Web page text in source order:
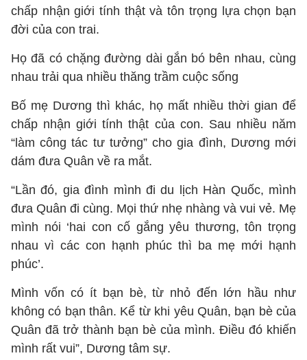
chấp nhận giới tính thật và tôn trọng lựa chọn bạn
đời của con trai.
Họ đã có chặng đường dài gắn bó bên nhau, cùng
nhau trải qua nhiều thăng trầm cuộc sống
Bố mẹ Dương thì khác, họ mất nhiều thời gian để
chấp nhận giới tính thật của con. Sau nhiều năm
“làm công tác tư tưởng” cho gia đình, Dương mới
dám đưa Quân về ra mắt.
“Lần đó, gia đình mình đi du lịch Hàn Quốc, mình
đưa Quân đi cùng. Mọi thứ nhẹ nhàng và vui vẻ. Mẹ
mình nói ‘hai con cố gắng yêu thương, tôn trọng
nhau vì các con hạnh phúc thì ba mẹ mới hạnh
phúc’.
Mình vốn có ít bạn bè, từ nhỏ đến lớn hầu như
không có bạn thân. Kể từ khi yêu Quân, bạn bè của
Quân đã trở thành bạn bè của mình. Điều đó khiến
mình rất vui”, Dương tâm sự.